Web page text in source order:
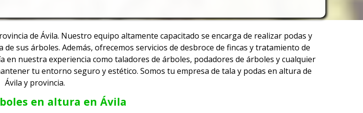
de Ávila. Nuestro equipo altamente capacitado se encarga de realizar podas y
sus árboles. Además, ofrecemos servicios de desbroce de fincas y tratamiento de
en nuestra experiencia como taladores de árboles, podadores de árboles y cualquier
tu entorno seguro y estético. Somos tu empresa de tala y podas en altura de
Ávila y provincia.
en altura en Ávila